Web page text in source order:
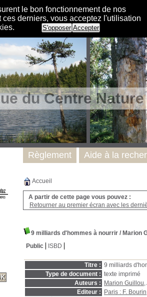
le bon fonctionnement de nos
derniers, vous acceptez l'utilisation
S'opposer Accepter
du Centre
Accueil
A partir de cette page vous pouvez :
Retourner au premier écran avec les
9 milliards d'hommes à nourrir / Marion
Public
ISBD
Titre : 9 milliards
Type de document : texte imprimé
Auteurs :
Marion Guillou
Editeur :
Paris : F. Bourin
Règlement Aide à la